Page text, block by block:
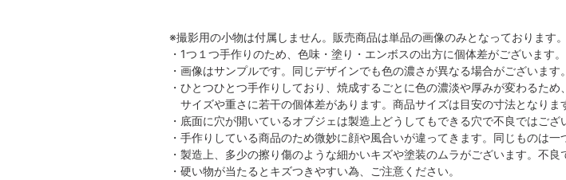
※撮影用の小物は付属しません。販売商品は単品の画像のみとなっております。
・1つ１つ手作りのため、色味・塗り・エンボスの出方に個体差がございます。
・画像はサンプルです。同じデザインでも色の濃さが異なる場合がございます。
・ひとつひとつ手作りしており、焼成するごとに色の濃淡や厚みが変わるため
サイズや重さに若干の個体差があります。商品サイズは目安の寸法となりま
・底面に穴が開いているオブジェは製造上どうしてもできる穴で不良ではござ
・手作りしている商品のため微妙に顔や風合いが違ってきます。同じものは
・製造上、多少の擦り傷のような細かいキズや塗装のムラがございます。不良
・硬い物が当たるとキズつきやすい為、ご注意ください。